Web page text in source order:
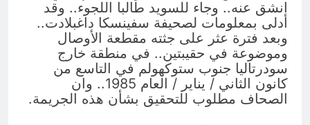
انشق عنه.. وجاء للسويد طالبا اللجوء.. وقد
أدلى بمعلومات لصحيفة سفينسكا داغبلادت..
وبعد فترة عثر على جثته مقطعة الأوصال
وموضوعة في حقيبتين.. في منطقة خارج
سودرتاليا جنوب ستوكهولم في التاسع من
كانون الثاني / يناير / العام 1985.. وان
الصحاف مطلوب للتحقيق بشأن هذه الجريمة.